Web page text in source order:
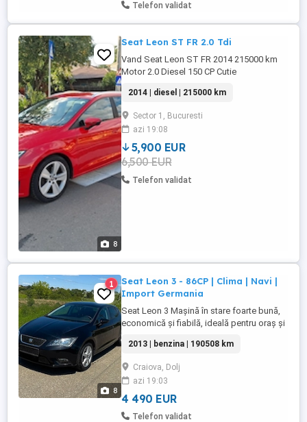
Telefon validat
8
Seat Leon ST FR 2.0 Tdi
Vand Seat Leon ST FR 2014 215000 km
Motor 2.0 Diesel 150 CP Cutie
Clima automata Scaune incalzite 5 moduri
de conducere Ecran multimedia Senzori
presiune roti Jante aliaj Faruri Full LED
Start Stop Pilot automat Senzori parcare
spate Etc. Masina are ...
2014 | diesel | 215000 km
Sector 1, Bucuresti
azi 19:08
5,900 EUR
6,500 EUR
Telefon validat
8
1
Seat Leon 3 - 86CP | Clima | Navi |
Import Germania
Seat Leon 3 Mașină în stare foarte bună,
economică și fiabilă, ideală pentru oraș și
înmatriculare: 16.07.2013 * Norma poluare:
Euro 5 * Motor 1197CMC 4 cilindri 86CP
Benzină distribuție pe curea * Cutie
manuală, 5 trepte * 190508KM carte
service * Airbaguri, ...
2013 | benzina | 190508 km
Craiova, Dolj
azi 19:03
4 490 EUR
Telefon validat